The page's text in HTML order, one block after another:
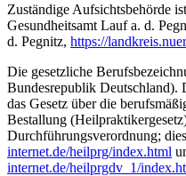
Zuständige Aufsichtsbehörde
Gesundheitsamt Lauf a. d.
d. Pegnitz, https://
Die gesetzliche
Bundesrepublik Deutschland).
das Gesetz über die
Bestallung
Durchführungsverordnung;
internet.de/heilprg/index.html
internet.de/heilprgdv_1/